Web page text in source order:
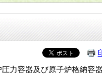
力容器及び原子炉格納容